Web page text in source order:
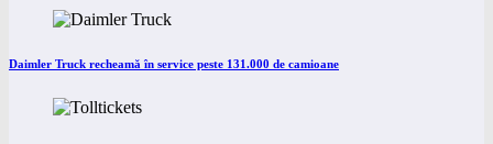
Daimler Truck recheamă în service peste 131.000 de camioane